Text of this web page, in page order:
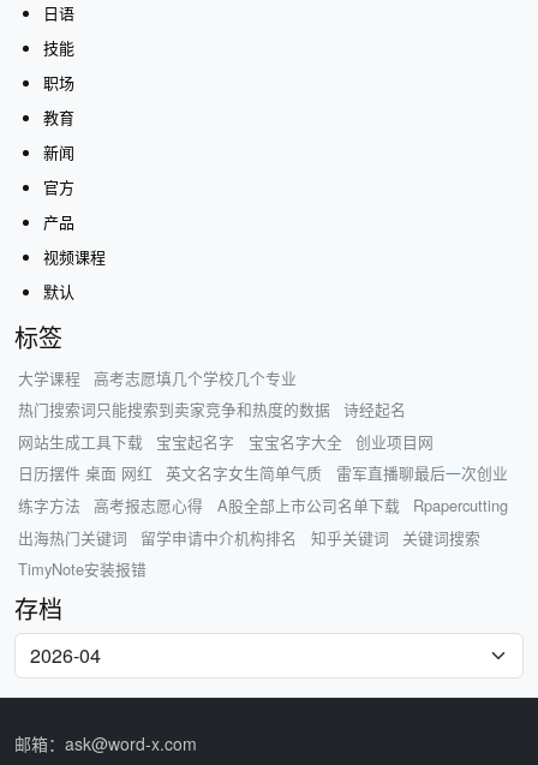
日语
技能
职场
教育
新闻
官方
产品
视频课程
默认
标签
大学课程
高考志愿填几个学校几个专业
热门搜索词只能搜索到卖家竞争和热度的数据
诗经起名
网站生成工具下载
宝宝起名字 宝宝名字大全
创业项目网
日历摆件 桌面 网红
英文名字女生简单气质
雷军直播聊最后一次创业
练字方法
高考报志愿心得 A股全部上市公司名单下载
Rpapercutting
出海热门关键词
留学申请中介机构排名 知乎关键词
关键词搜索
TimyNote安装报错
存档
邮箱：ask@word-x.com